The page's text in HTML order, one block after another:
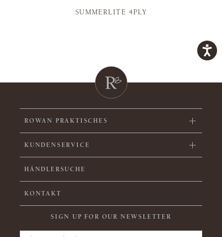
SUMMERLITE 4PLY
ROWAN PRAKTISCHES
KUNDENSERVICE
HÄNDLERSUCHE
KONTAKT
SIGN UP FOR OUR NEWSLETTER